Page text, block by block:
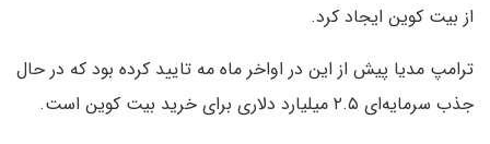
از بیت کوین ایجاد کرد.
ترامپ مدیا پیش از این در اواخر ماه مه تایید کرده بود که در حال
جذب سرمایه‌ای ۲.۵ میلیارد دلاری برای خرید بیت کوین است.